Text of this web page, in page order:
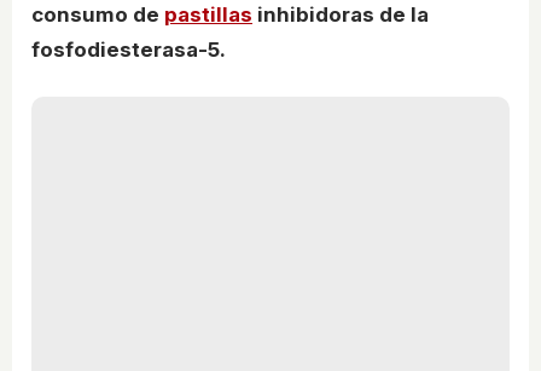
consumo de pastillas inhibidoras de la
fosfodiesterasa-5.